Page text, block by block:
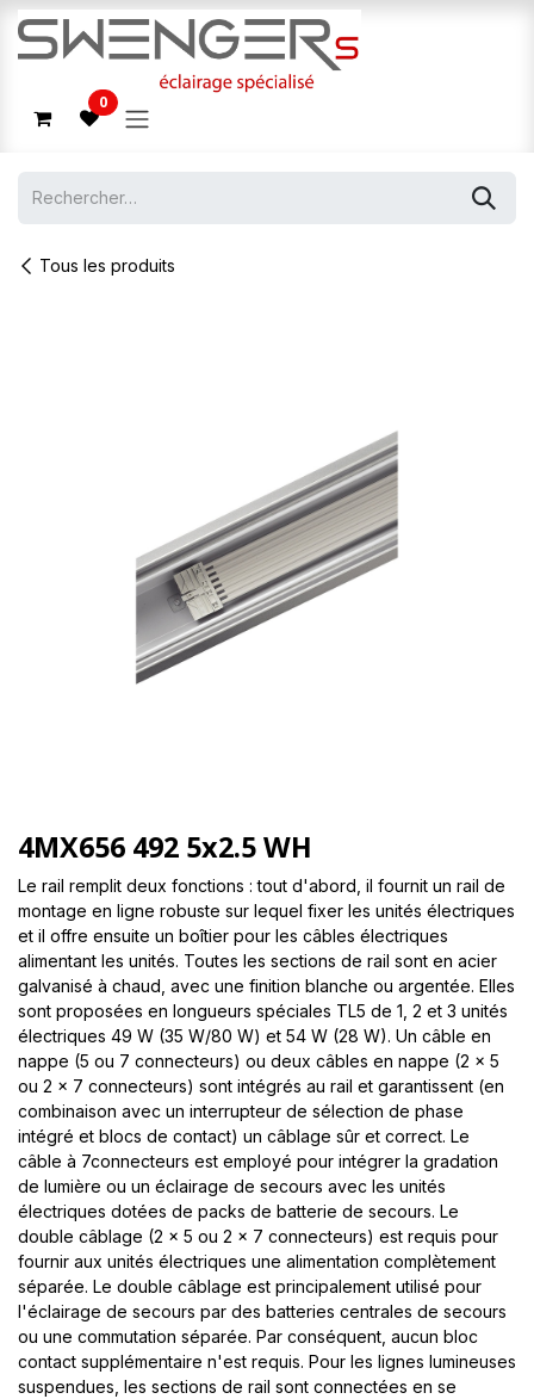
Se rendre au contenu
0
Tous les produits
4MX656 492 5x2.5 WH
Le rail remplit deux fonctions : tout d'abord, il fournit un rail de
montage en ligne robuste sur lequel fixer les unités électriques
et il offre ensuite un boîtier pour les câbles électriques
alimentant les unités. Toutes les sections de rail sont en acier
galvanisé à chaud, avec une finition blanche ou argentée. Elles
sont proposées en longueurs spéciales TL5 de 1, 2 et 3 unités
électriques 49 W (35 W/80 W) et 54 W (28 W). Un câble en
nappe (5 ou 7 connecteurs) ou deux câbles en nappe (2 x 5
ou 2 x 7 connecteurs) sont intégrés au rail et garantissent (en
combinaison avec un interrupteur de sélection de phase
intégré et blocs de contact) un câblage sûr et correct. Le
câble à 7connecteurs est employé pour intégrer la gradation
de lumière ou un éclairage de secours avec les unités
électriques dotées de packs de batterie de secours. Le
double câblage (2 x 5 ou 2 x 7 connecteurs) est requis pour
fournir aux unités électriques une alimentation complètement
séparée. Le double câblage est principalement utilisé pour
l'éclairage de secours par des batteries centrales de secours
ou une commutation séparée. Par conséquent, aucun bloc
contact supplémentaire n'est requis. Pour les lignes lumineuses
suspendues, les sections de rail sont connectées en se